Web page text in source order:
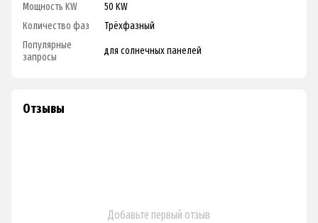
Мощность KW
50 KW
Количество фаз
Трёхфазный
Популярные
запросы
для солнечных панелей
Отзывы
Добавьте первый отзыв